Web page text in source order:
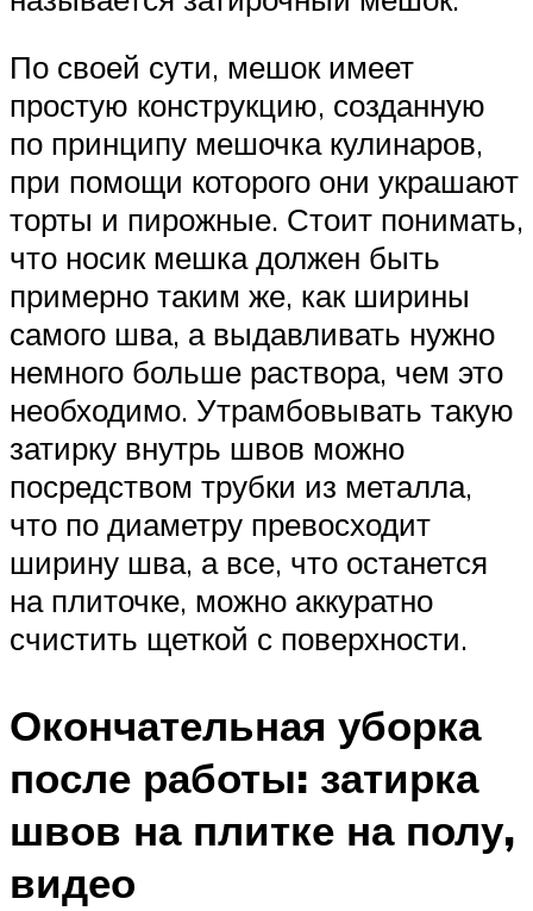
По своей сути, мешок имеет
простую конструкцию, созданную
по принципу мешочка кулинаров,
при помощи которого они украшают
торты и пирожные. Стоит понимать,
что носик мешка должен быть
примерно таким же, как ширины
самого шва, а выдавливать нужно
немного больше раствора, чем это
необходимо. Утрамбовывать такую
затирку внутрь швов можно
посредством трубки из металла,
что по диаметру превосходит
ширину шва, а все, что останется
на плиточке, можно аккуратно
счистить щеткой с поверхности.
Окончательная уборка
после работы: затирка
швов на плитке на полу,
видео